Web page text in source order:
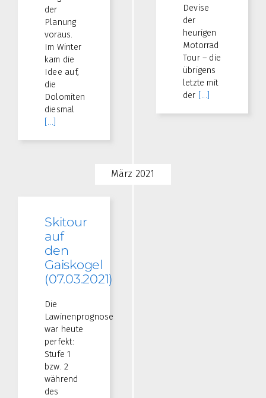
der
Planung
voraus.
Im Winter
kam die
Idee auf,
die
Dolomiten
diesmal
[...]
Devise
der
heurigen
Motorrad
Tour – die
übrigens
letzte mit
der
[...]
März 2021
Skitour
auf
den
Gaiskogel
(07.03.2021)
Die
Lawinenprognose
war heute
perfekt:
Stufe 1
bzw. 2
während
des